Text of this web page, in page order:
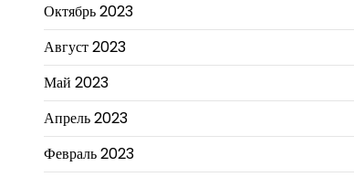
Октябрь 2023
Август 2023
Май 2023
Апрель 2023
Февраль 2023